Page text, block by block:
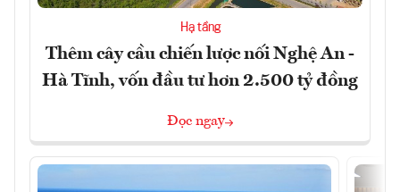
Hạ tầng
Thêm cây cầu chiến lược nối Nghệ An -
Hà Tĩnh, vốn đầu tư hơn 2.500 tỷ đồng
Đọc ngay